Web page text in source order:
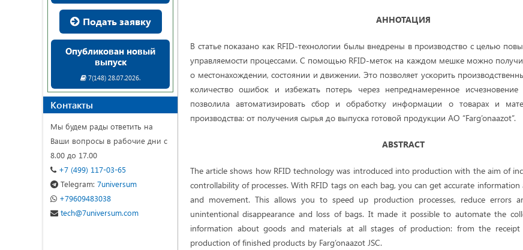
АННОТАЦИЯ
В статье показано как RFID-технологии былы внедрены в производство с целью
управляемости процессами. С помощью RFID-меток на каждом мешке можно
о местонахождении, состоянии и движении. Это позволяет ускорить
количество ошибок и избежать потерь через непреднамеренное
позволила автоматизировать сбор и обработку информации о товарах и
производства: от получения сырья до выпуска готовой продукции АО “Farg’onaazot”.
ABSTRACT
The article shows how RFID technology was introduced into production with the aim of
controllability of processes. With RFID tags on each bag, you can get accurate
and movement. This allows you to speed up production processes, reduce errors
unintentional disappearance and loss of bags. It made it possible to automate the
information about goods and materials at all stages of production: from the
production of finished products by Farg’onaazot JSC.
Подать заявку
Опубликован новый
выпуск
7(148) 28.07.2026.
Контакты
Мы будем рады ответить на
Ваши вопросы в рабочие дни с
8.00 до 17.00
+7 (499) 117-03-65
Telegram: 7universum
+79609483038
tech@7universum.com